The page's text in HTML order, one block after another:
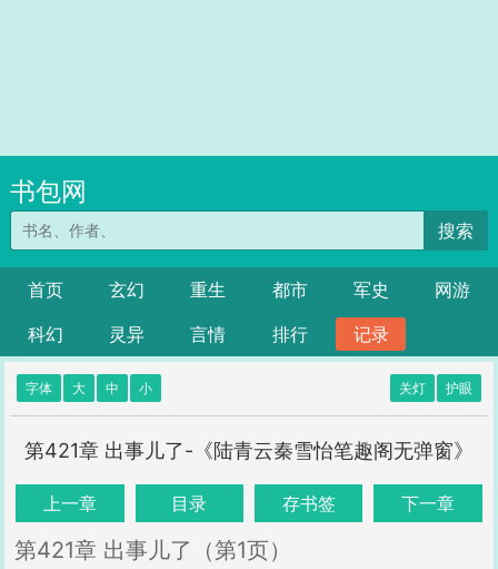
书包网
搜索
首页 玄幻 重生 都市 军史
网游
科幻
灵异 言情 排行 记录
字体 大 中 小 关灯 护眼
第421章 出事儿了-《陆青云秦雪怡笔趣阁无弹窗》
上一章 目录 存书签 下一章
第421章 出事儿了（第1页）